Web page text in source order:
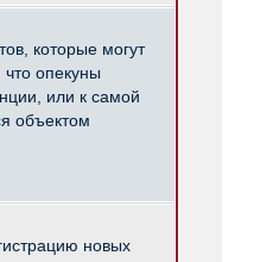
которые могут
опекуны
или к самой
объектом
новых